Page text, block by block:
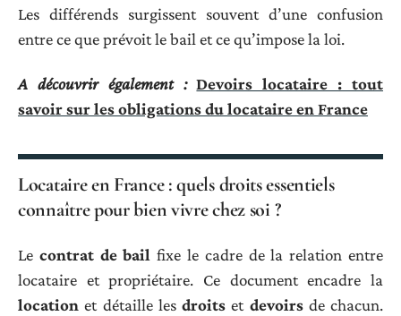
Les différends surgissent souvent d’une confusion
entre ce que prévoit le bail et ce qu’impose la loi.
A découvrir également : Devoirs locataire : tout
savoir sur les obligations du locataire en France
Locataire en France : quels droits essentiels
connaître pour bien vivre chez soi ?
Le contrat de bail fixe le cadre de la relation entre
locataire et propriétaire. Ce document encadre la
location et détaille les droits et devoirsde chacun.